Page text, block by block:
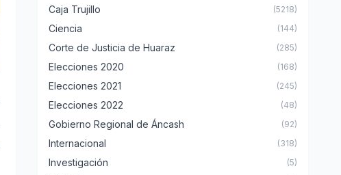
Caja Trujillo (5218)
Ciencia (144)
Corte de Justicia de Huaraz (285)
Elecciones 2020 (168)
Elecciones 2021 (245)
Elecciones 2022 (48)
Gobierno Regional de Áncash (92)
Internacional (318)
Investigación (5)